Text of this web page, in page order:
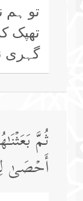
تو ہم
تھپک
گہری
ثُمَّ
أَحۡصَىٰ